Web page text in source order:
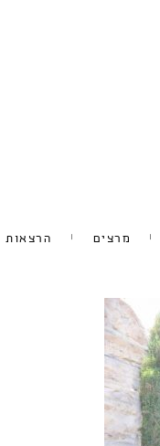
מרצים הרצאות